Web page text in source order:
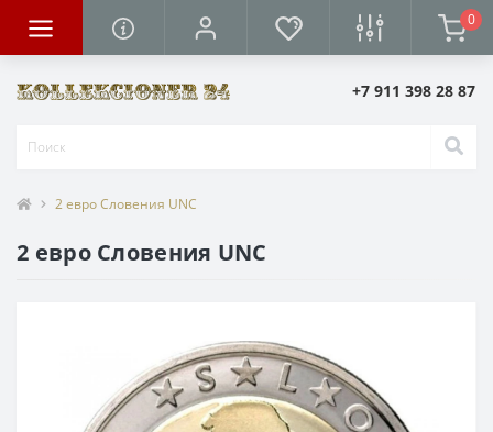
0
+7 911 398 28 87
2 евро Словения UNC
2 евро Словения UNC